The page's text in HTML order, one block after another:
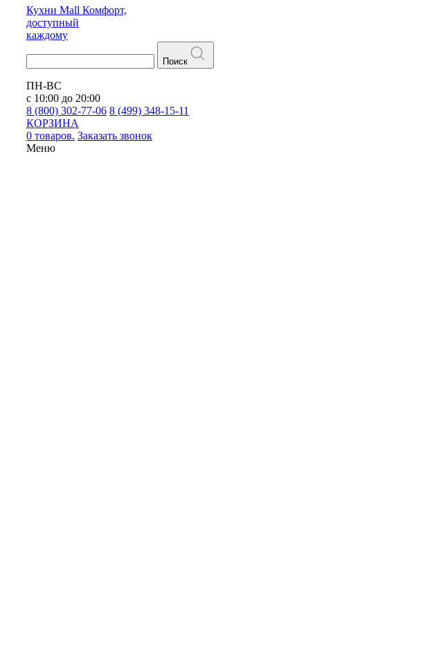
Кухни Mall Комфорт,
доступный
каждому
Поиск
ПН-ВС
с 10:00 до 20:00
8 (800) 302-77-06 8 (499) 348-15-11
КОРЗИНА
0 товаров. Заказать звонок
Меню